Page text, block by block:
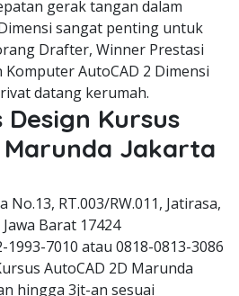
gerak tangan dalam
sangat penting untuk
Drafter, Winner Prestasi
AutoCAD 2 Dimensi
datang kerumah.
Kursus
Marunda Jakarta
No.13, RT.003/RW.011, Jatirasa,
Barat 17424
1993-7010 atau 0818-0813-3086
AutoCAD 2D Marunda
hingga 3jt-an sesuai